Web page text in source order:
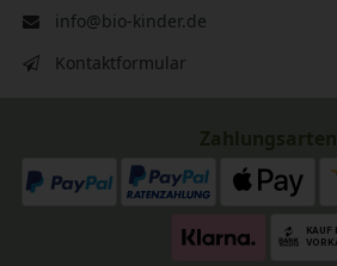
info@bio-kinder.de
Kontaktformular
Zahlungsarten